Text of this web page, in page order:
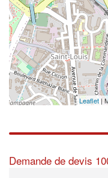
Leaflet |
Demande de devis